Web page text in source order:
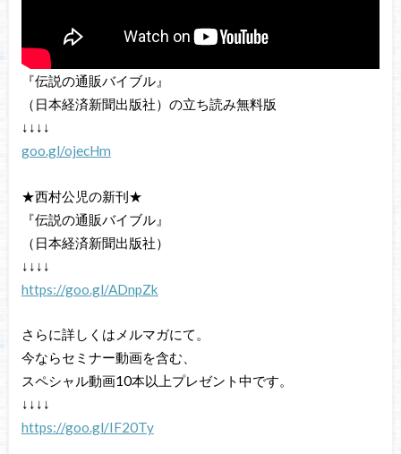
『伝説の通販バイブル』
（日本経済新聞出版社）の立ち読み無料版
↓↓↓↓
goo.gl/ojecHm
★西村公児の新刊★
『伝説の通販バイブル』
（日本経済新聞出版社）
↓↓↓↓
https://goo.gl/ADnpZk
さらに詳しくはメルマガにて。
今ならセミナー動画を含む、
スペシャル動画10本以上プレゼント中です。
↓↓↓↓
https://goo.gl/IF20Ty